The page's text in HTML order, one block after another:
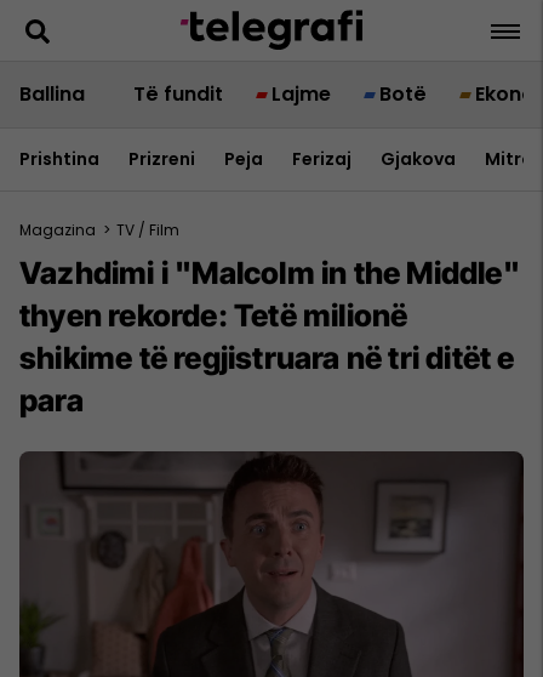
Ballina Të fundit Lajme Botë
Prishtina Prizreni Peja Ferizaj Gjakova
Magazina > TV / Film
Vazhdimi i "Malcolm in the Middle"
thyen rekorde: Tetë milionë
shikime të regjistruara në tri ditët e
para